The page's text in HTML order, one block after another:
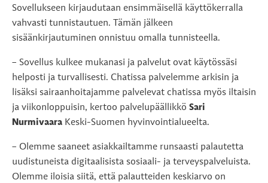
Sovellukseen kirjaudutaan ensimmäisellä käyttökerralla
vahvasti tunnistautuen. Tämän jälkeen
sisäänkirjautuminen onnistuu omalla tunnisteella.
– Sovellus kulkee mukanasi ja palvelut ovat käytössäsi
helposti ja turvallisesti. Chatissa palvelemme arkisin ja
lisäksi sairaanhoitajamme palvelevat chatissa myös iltaisin
ja viikonloppuisin, kertoo palvelupäällikkö Sari
Nurmivaara Keski-Suomen hyvinvointialueelta.
– Olemme saaneet asiakkailtamme runsaasti palautetta
uudistuneista digitaalisista sosiaali- ja terveyspalveluista.
Olemme iloisia siitä, että palautteiden keskiarvo on